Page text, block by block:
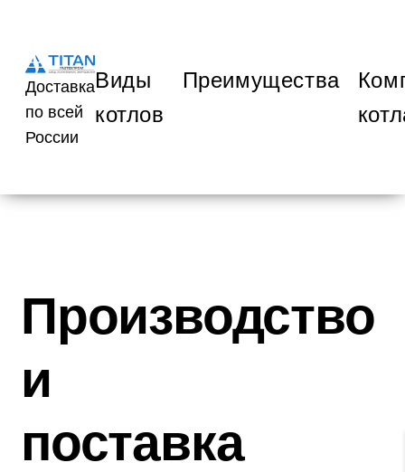
Доставка
по всей
России
Виды
котлов
Преимущества
Производство
и
поставка